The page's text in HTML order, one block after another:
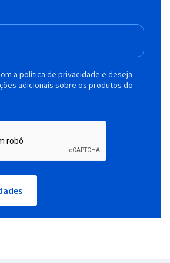
a política de privacidade e deseja
adicionais sobre os produtos do